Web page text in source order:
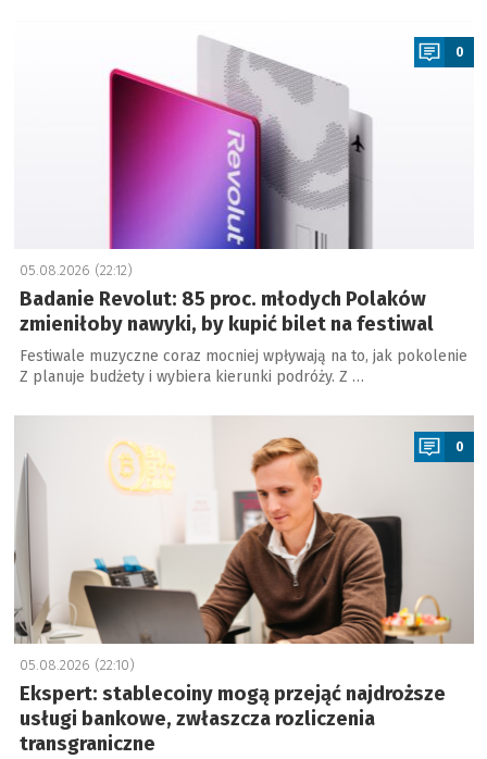
0
05.08.2026 (22:12)
Badanie Revolut: 85 proc. młodych Polaków
zmieniłoby nawyki, by kupić bilet na festiwal
Festiwale muzyczne coraz mocniej wpływają na to, jak pokolenie
Z planuje budżety i wybiera kierunki podróży. Z …
a
0
05.08.2026 (22:10)
Ekspert: stablecoiny mogą przejąć najdroższe
usługi bankowe, zwłaszcza rozliczenia
transgraniczne